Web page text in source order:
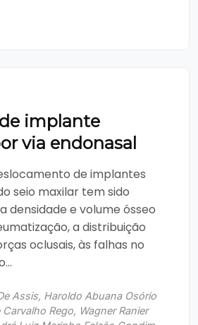
implante
via endonasal
de implantes
seio maxilar tem sido
densidade e volume ósseo
a distribuição
oclusais, às falhas no
Assis, Haroldo Abuana Osório
Rego, Wagner Ranier